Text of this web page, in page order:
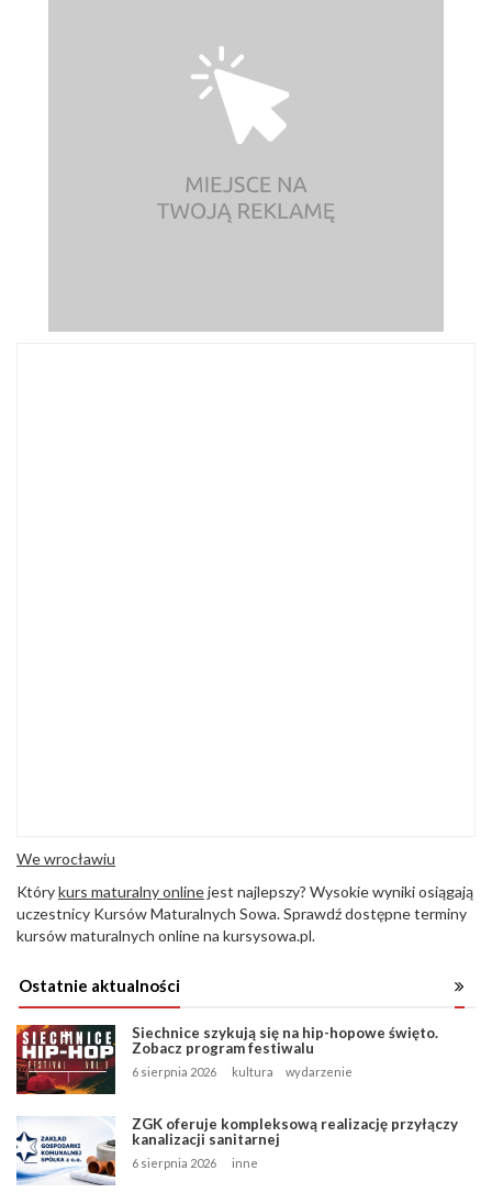
We wrocławiu
Którykurs maturalny onlinejest najlepszy? Wysokie wyniki osiągają
uczestnicy Kursów Maturalnych Sowa. Sprawdź dostępne terminy
kursów maturalnych online na kursysowa.pl.
Ostatnie aktualności
Siechnice szykują się na hip-hopowe święto.
Zobacz program festiwalu
6 sierpnia 2026 kultura wydarzenie
ZGK oferuje kompleksową realizację przyłączy
kanalizacji sanitarnej
6 sierpnia 2026 inne